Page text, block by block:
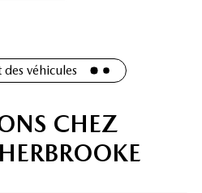
véhicules
CHEZ